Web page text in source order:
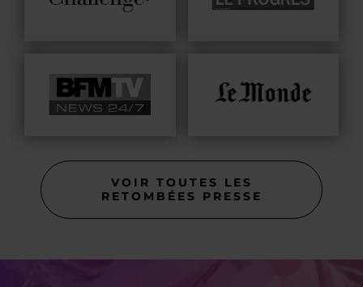
VOIR TOUTES LES
RETOMBÉES PRESSE